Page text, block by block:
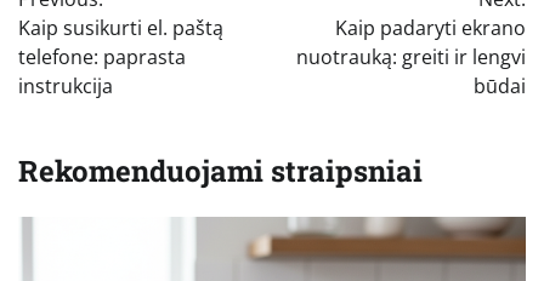
tarp
įrašų
Kaip susikurti el. paštą
telefone: paprasta
instrukcija
Kaip padaryti ekrano
nuotrauką: greiti ir lengvi
būdai
Rekomenduojami straipsniai